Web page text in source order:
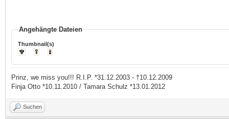
Angehängte Dateien
Thumbnail(s)
Prinz, we miss you!!! R.I.P. *31.12.2003 - †10.12.2009
Finja Otto *10.11.2010 / Tamara Schulz *13.01.2012
Suchen